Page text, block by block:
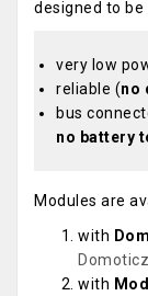
designed to be
very low
reliable (no
bus
no battery
Modules are
with
Domoticz
with